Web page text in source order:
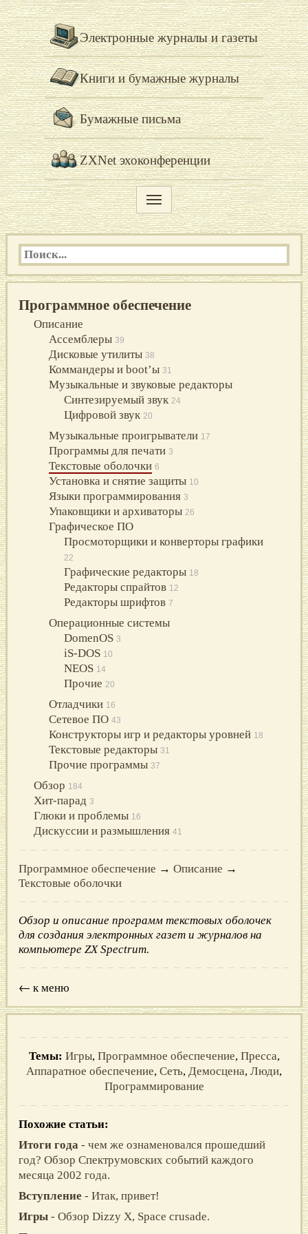
Электронные журналы и газеты
Книги и бумажные журналы
Бумажные письма
ZXNet эхоконференции
Программное обеспечение
Описание
Ассемблеры 39
Дисковые утилиты 38
Коммандеры и boot’ы 31
Музыкальные и звуковые редакторы
Синтезируемый звук 24
Цифровой звук 20
Музыкальные проигрыватели 17
Программы для печати 3
Текстовые оболочки 6
Установка и снятие защиты 10
Языки программирования 3
Упаковщики и архиваторы 26
Графическое ПО
Просмоторщики и конверторы графики
22
Графические редакторы 18
Редакторы спрайтов 12
Редакторы шрифтов 7
Операционные системы
DomenOS 3
iS-DOS 10
NEOS 14
Прочие 20
Отладчики 16
Сетевое ПО 43
Конструкторы игр и редакторы уровней 18
Текстовые редакторы 31
Прочие программы 37
Обзор 184
Хит-парад 3
Глюки и проблемы 16
Дискуссии и размышления 41
Программное обеспечение → Описание →
Текстовые оболочки
Обзор и описание программ текстовых оболочек
для создания электронных газет и журналов на
компьютере ZX Spectrum.
← к меню
Темы: Игры, Программное обеспечение, Пресса,
Аппаратное обеспечение, Сеть, Демосцена, Люди,
Программирование
Похожие статьи:
Итоги года - чем же ознаменовался прошедший
год? Обзор Спектрумовских событий каждого
месяца 2002 года.
Вступление - Итак, пpивет!
Игры - Обзор Dizzy X, Space crusade.